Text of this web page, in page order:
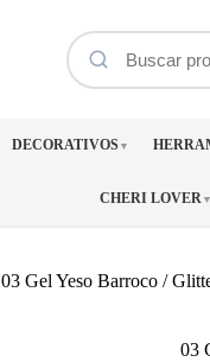
DECORATIVOS ▼
CHERI LOVER ▼
03 Gel Yeso Barroco /
03